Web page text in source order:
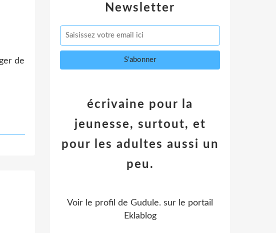
de
Newsletter
écrivaine pour la
jeunesse, surtout, et
pour les adultes aussi un
peu.
Voir le profil de Gudule. sur le portail
Eklablog